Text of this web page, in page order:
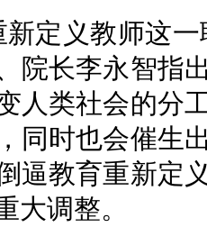
新定义教师这
院长李永智指
人类社会的分
同时也会催生
逼教育重新定
调整。